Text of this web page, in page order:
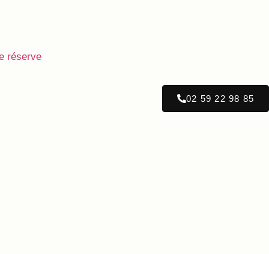
réserve
02 59 22 98 85